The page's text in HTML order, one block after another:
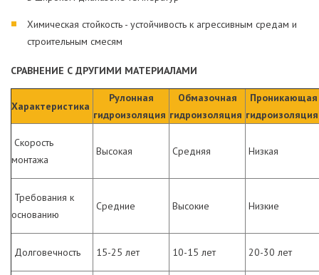
Химическая стойкость - устойчивость к агрессивным средам и
строительным смесям
СРАВНЕНИЕ С ДРУГИМИ МАТЕРИАЛАМИ
Характеристика
Рулонная
гидроизоляция
Обмазочная
гидроизоляция
Проникающая
Скорость
монтажа
Высокая Средняя Низкая
Требования к
основанию
Средние Высокие Низкие
Долговечность 15-25 лет 10-15 лет 20-30 лет